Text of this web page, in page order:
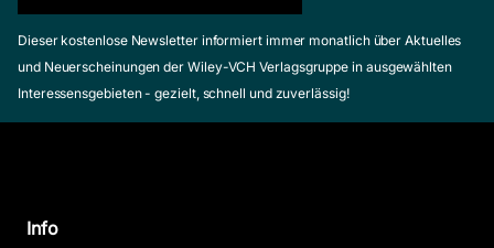
Dieser kostenlose Newsletter informiert immer monatlich über Aktuelles
und Neuerscheinungen der Wiley-VCH Verlagsgruppe in ausgewählten
Interessensgebieten - gezielt, schnell und zuverlässig!
Info